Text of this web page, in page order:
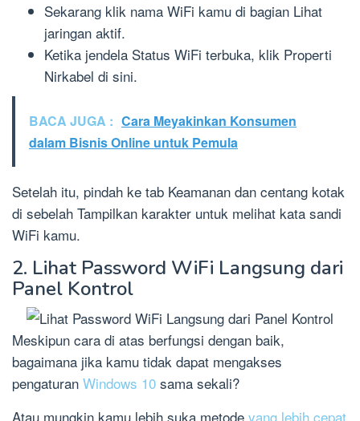
Sekarang klik nama WiFi kamu di bagian Lihat
jaringan aktif.
Ketika jendela Status WiFi terbuka, klik Properti
Nirkabel di sini.
BACA JUGA : Cara Meyakinkan Konsumen
dalam Bisnis Online untuk Pemula
Setelah itu, pindah ke tab Keamanan dan centang kotak
di sebelah Tampilkan karakter untuk melihat kata sandi
WiFi kamu.
2. Lihat Password WiFi Langsung dari
Panel Kontrol
Meskipun cara di atas berfungsi dengan baik,
bagaimana jika kamu tidak dapat mengakses
pengaturan Windows 10 sama sekali?
Atau mungkin kamu lebih suka metode yang lebih cepat